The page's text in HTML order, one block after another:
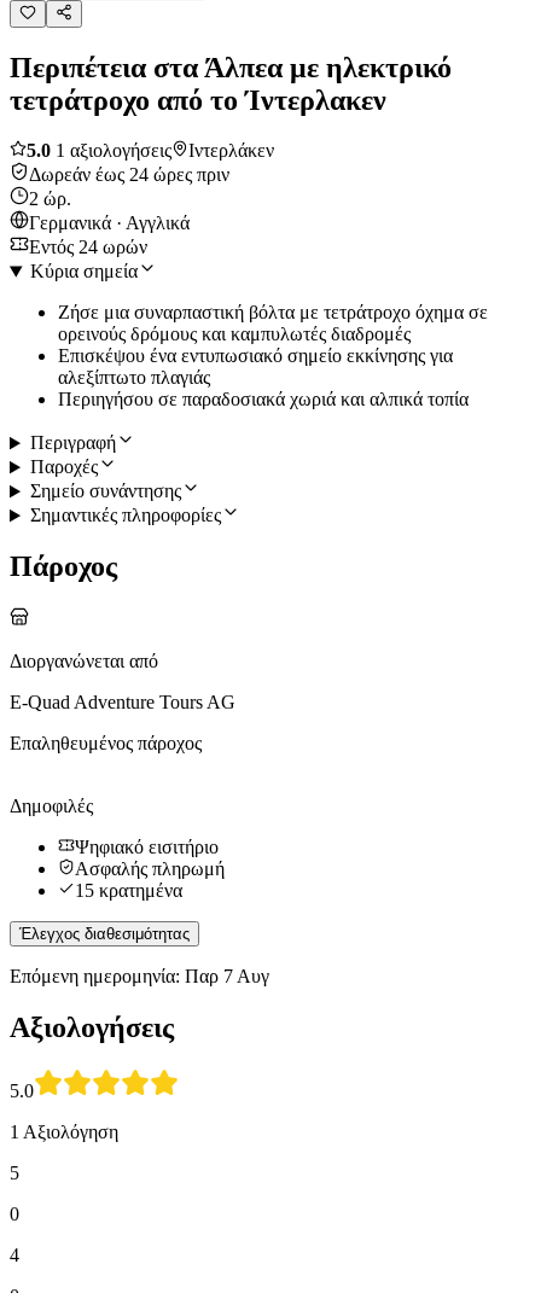
Περιπέτεια στα Άλπεα με ηλεκτρικό
τετράτροχο από το Ίντερλακεν
5.0 1 αξιολογήσεις
Ιντερλάκεν
Δωρεάν έως 24 ώρες πριν
2 ώρ.
Γερμανικά · Αγγλικά
Εντός 24 ωρών
Κύρια σημεία
Ζήσε μια συναρπαστική βόλτα με τετράτροχο όχημα σε
ορεινούς δρόμους και καμπυλωτές διαδρομές
Επισκέψου ένα εντυπωσιακό σημείο εκκίνησης για
αλεξίπτωτο πλαγιάς
Περιηγήσου σε παραδοσιακά χωριά και αλπικά τοπία
Περιγραφή
Παροχές
Σημείο συνάντησης
Σημαντικές πληροφορίες
Πάροχος
Διοργανώνεται από
E-Quad Adventure Tours AG
Επαληθευμένος πάροχος
Δημοφιλές
Ψηφιακό εισιτήριο
Ασφαλής πληρωμή
15 κρατημένα
Έλεγχος διαθεσιμότητας
Επόμενη ημερομηνία: Παρ 7 Αυγ
Αξιολογήσεις
5.0
1 Αξιολόγηση
5
0
4